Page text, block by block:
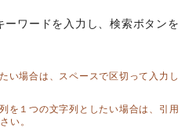
ワードを入力し、検索ボタンを
い場合は、スペースで区切って入力し
を１つの文字列としたい場合は、引用
い。